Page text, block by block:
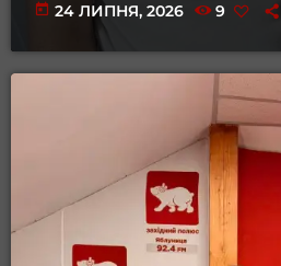
today 24 ЛИПНЯ, 2026 9